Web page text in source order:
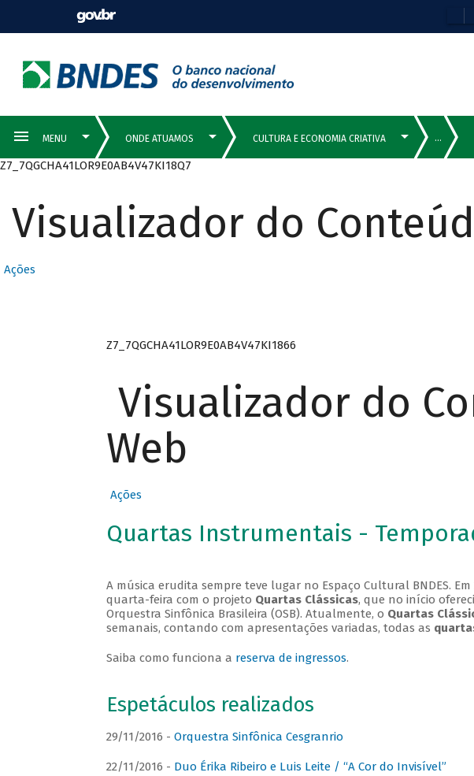
Z7_7QGCHA41LOR9E0AB4V47KI18Q7
Visualizador do
Ações
Z7_7QGCHA41LOR9E0AB4V47KI1866
Visualizador do
Web
Ações
Quartas Instrumentais -
A música erudita sempre teve lugar no Espaço Cultural BNDES.
quarta-feira com o projeto Quartas Clássicas, que no início
Orquestra Sinfônica Brasileira (OSB). Atualmente, o Quartas
semanais, contando com apresentações variadas, todas as
Saiba como funciona a reserva de ingressos.
Espetáculos realizados
29/11/2016 - Orquestra Sinfônica Cesgranrio
22/11/2016 - Duo Érika Ribeiro e Luis Leite / “A Cor do Invisível”